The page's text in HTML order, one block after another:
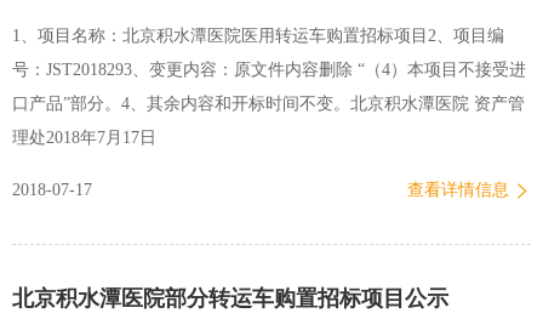
在北京积水潭医院资产管理处招标采购办公室索取招标文件（请致电
预约）。3、会议于2018年7月31日下午2:00时在北京积水潭医院新街
口院区行政楼307会议室公开进行，届时请已经索取拷贝招标文件的各
位公司代表出席会议，投标文件严格密封,现场开封.逾期递…
1、项目名称：北京积水潭医院医用转运车购置招标项目2、项目编
号：JST2018293、变更内容：原文件内容删除 “（4）本项目不接受进
口产品”部分。4、其余内容和开标时间不变。北京积水潭医院 资产管
理处2018年7月17日
2018-07-17 查看详情信息
北京积水潭医院部分转运车购置招标项目公示